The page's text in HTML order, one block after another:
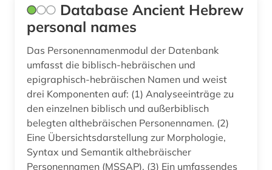
Database Ancient Hebrew
personal names
Das Personennamenmodul der Datenbank
umfasst die biblisch-hebräischen und
epigraphisch-hebräischen Namen und weist
drei Komponenten auf: (1) Analyseeinträge zu
den einzelnen biblisch und außerbiblisch
belegten althebräischen Personennamen. (2)
Eine Übersichtsdarstellung zur Morphologie,
Syntax und Semantik althebräischer
Personennamen (MSSAP). (3) Ein umfassendes